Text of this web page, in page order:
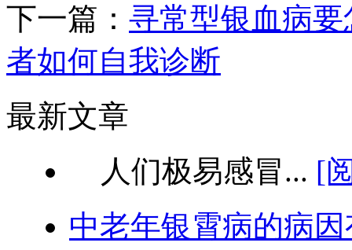
下一篇： 寻常型银血病
者如何自我诊断
最新文章
人们极易感冒... [
中老年银霄病的病